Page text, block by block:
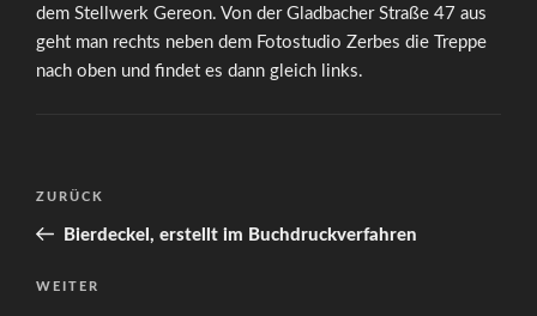
dem Stellwerk Gereon. Von der Gladbacher Straße 47 aus
geht man rechts neben dem Fotostudio Zerbes die Treppe
nach oben und findet es dann gleich links.
Beitragsnavigation
Vorheriger
Beitrag
ZURÜCK
Bierdeckel, erstellt im Buchdruckverfahren
Nächster
WEITER